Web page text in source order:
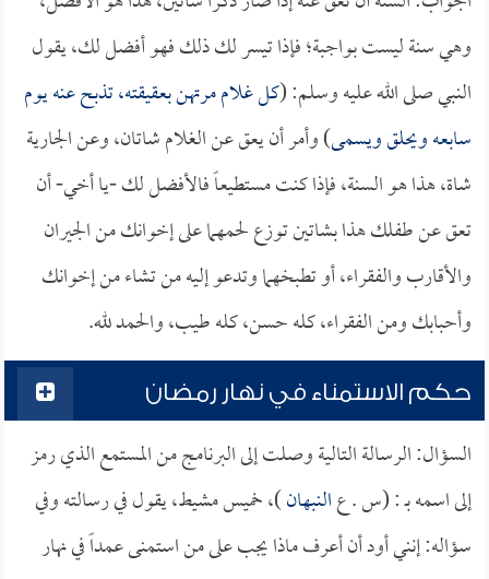
وهي سنة ليست بواجبة؛ فإذا تيسر لك ذلك فهو أفضل لك، يقول
النبي صلى الله عليه وسلم: (كل غلام مرتهن بعقيقته، تذبح عنه يوم
سابعه ويحلق ويسمى) وأمر أن يعق عن الغلام شاتان، وعن الجارية
شاة، هذا هو السنة، فإذا كنت مستطيعاً فالأفضل لك -يا أخي- أن
تعق عن طفلك هذا بشاتين توزع لحمهما على إخوانك من الجيران
والأقارب والفقراء، أو تطبخهما وتدعو إليه من تشاء من إخوانك
وأحبابك ومن الفقراء، كله حسن، كله طيب، والحمد لله.
حكم الاستمناء في نهار رمضان
السؤال: الرسالة التالية وصلت إلى البرنامج من المستمع الذي رمز
إلى اسمه بـ : (س . عالنبهان)، خميس مشيط، يقول في رسالته وفي
سؤاله: إنني أود أن أعرف ماذا يجب على من استمنى عمداً في نهار